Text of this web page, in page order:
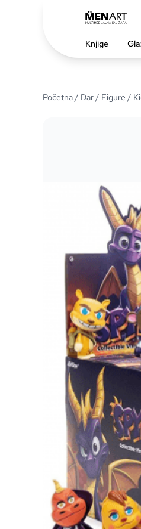
Knjige
Početna/ Dar/ Figure /